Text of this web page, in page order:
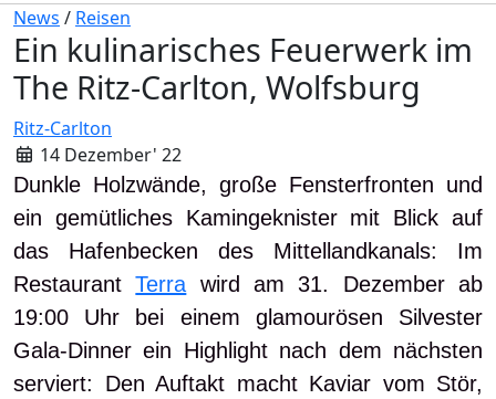
News / Reisen
Ein kulinarisches Feuerwerk im
The Ritz-Carlton, Wolfsburg
Ritz-Carlton
14 Dezember' 22
Dunkle Holzwände, große Fensterfronten und
ein gemütliches Kamingeknister mit Blick auf
das Hafenbecken des Mittellandkanals: Im
RestaurantTerra wird am 31. Dezember ab
19:00 Uhr bei einem glamourösen Silvester
Gala-Dinner ein Highlight nach dem nächsten
serviert: Den Auftakt macht Kaviar vom Stör,